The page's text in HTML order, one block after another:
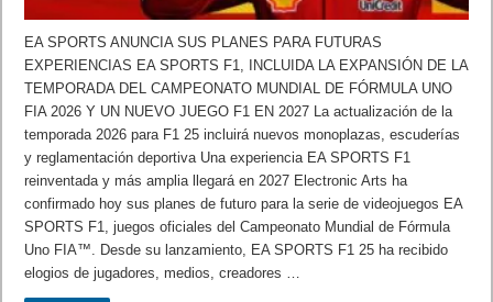
EA SPORTS ANUNCIA SUS PLANES PARA FUTURAS
EXPERIENCIAS EA SPORTS F1, INCLUIDA LA EXPANSIÓN DE LA
TEMPORADA DEL CAMPEONATO MUNDIAL DE FÓRMULA UNO
FIA 2026 Y UN NUEVO JUEGO F1 EN 2027 La actualización de la
temporada 2026 para F1 25 incluirá nuevos monoplazas, escuderías
y reglamentación deportiva Una experiencia EA SPORTS F1
reinventada y más amplia llegará en 2027 Electronic Arts ha
confirmado hoy sus planes de futuro para la serie de videojuegos EA
SPORTS F1, juegos oficiales del Campeonato Mundial de Fórmula
Uno FIA™. Desde su lanzamiento, EA SPORTS F1 25 ha recibido
elogios de jugadores, medios, creadores …